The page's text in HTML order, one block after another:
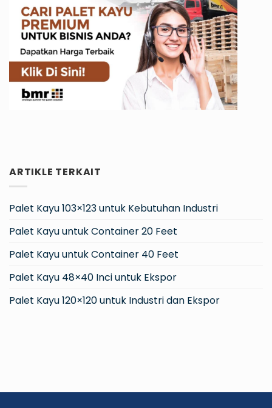
ARTIKLE TERKAIT
Palet Kayu 103×123 untuk Kebutuhan Industri
Palet Kayu untuk Container 20 Feet
Palet Kayu untuk Container 40 Feet
Palet Kayu 48×40 Inci untuk Ekspor
Palet Kayu 120×120 untuk Industri dan Ekspor